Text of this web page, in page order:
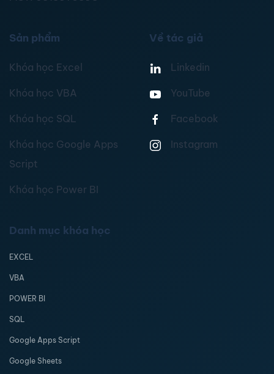
Sản phẩm
Khóa học Excel
Khóa học VBA
Khóa học SQL
Khóa học Google Apps
Script
Khóa học Power BI
Về tác giả
Linkedin
YouTube
Facebook
Instagram
Danh mục khóa học
EXCEL
VBA
POWER BI
SQL
Google Apps Script
Google Sheets